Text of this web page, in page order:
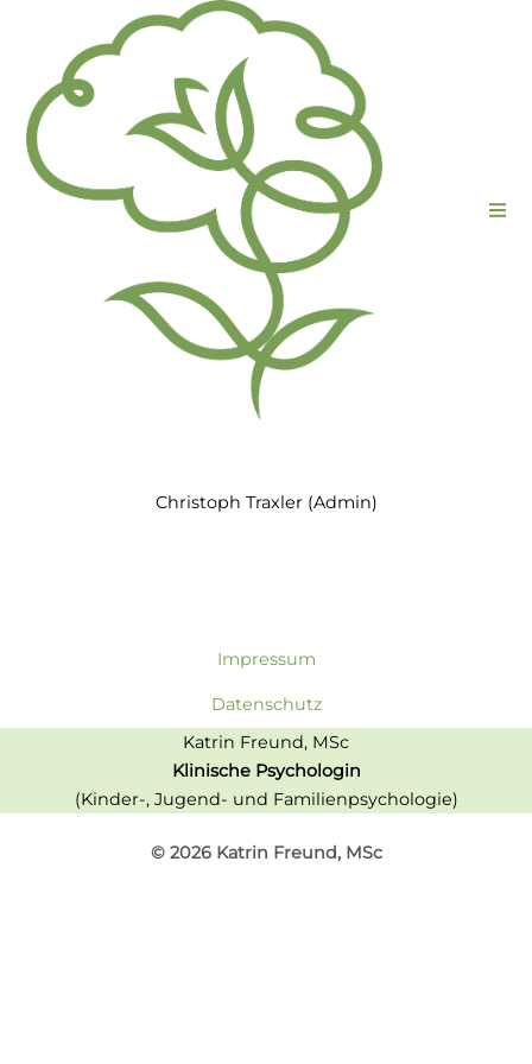
Christoph Traxler (Admin)
Impressum
Datenschutz
Katrin Freund, MSc
Klinische Psychologin
(Kinder-, Jugend- und Familienpsychologie)
© 2026 Katrin Freund, MSc